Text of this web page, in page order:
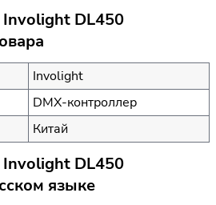
Involight DL450
Involight
DMX-контроллер
Китай
Involight DL450
языке